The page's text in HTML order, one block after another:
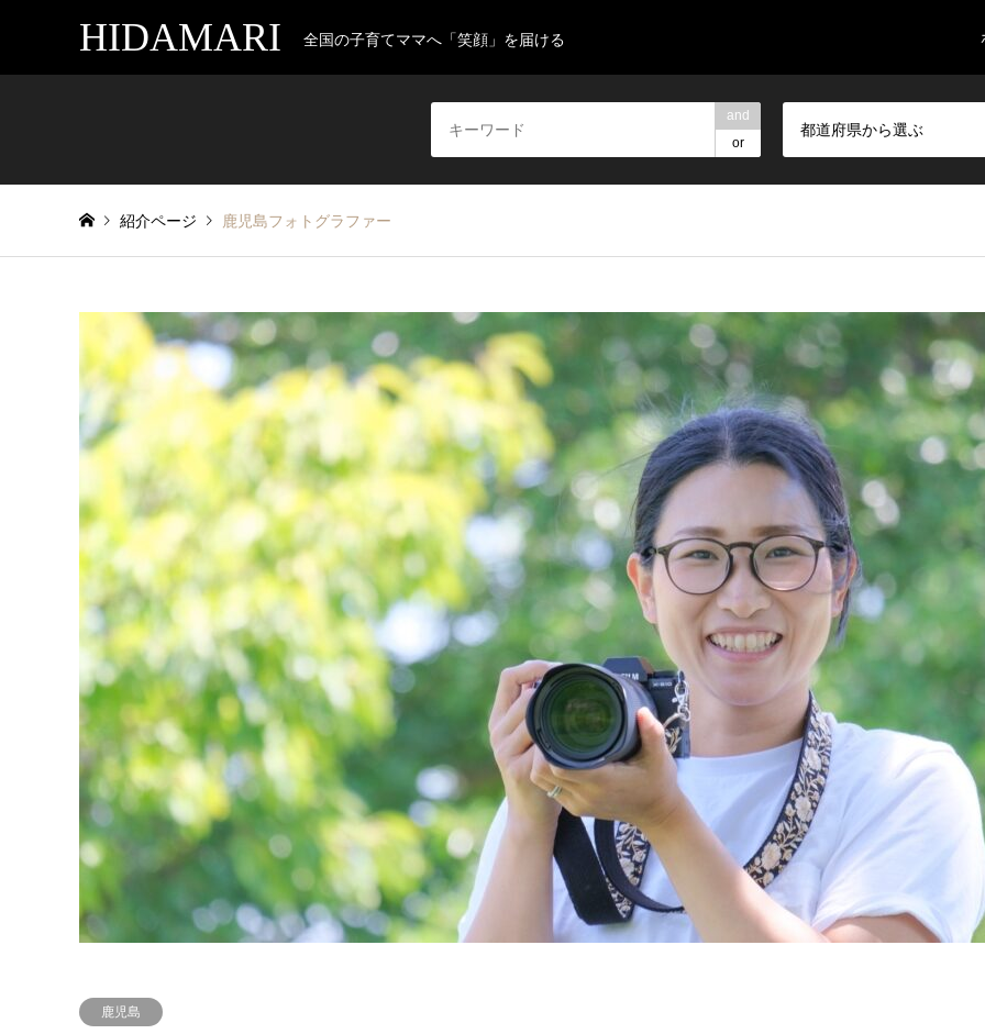
HIDAMARI 全国の子育てママへ「笑顔」を届ける
and
or
都道府県から選ぶ
紹介ページ 鹿児島フォトグラファー
鹿児島